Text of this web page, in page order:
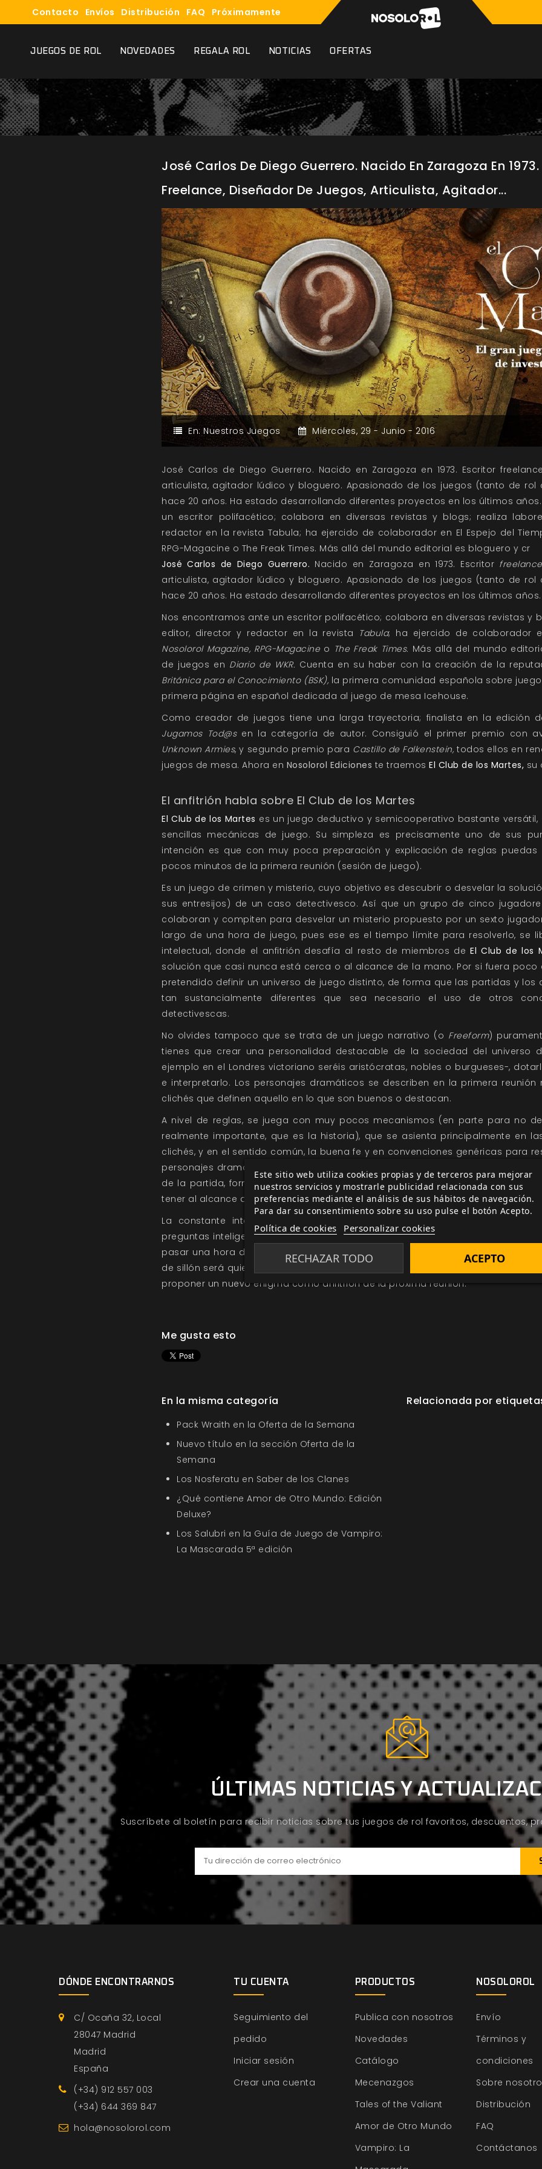
Contacto Envíos Distribución FAQ Próximamente
JUEGOS DE ROL NOVEDADES REGALA ROL NOTICIAS OFERTAS
José Carlos De Diego Guerrero. Nacido En Zaragoza En
Freelance, Diseñador De Juegos, Articulista, Agitador...
En: Nuestros Juegos Miércoles, 29 - Junio - 2016
José Carlos de Diego Guerrero. Nacido en Zaragoza en 1973. Escritor
articulista, agitador lúdico y bloguero. Apasionado de los juegos (tanto de
hace 20 años. Ha estado desarrollando diferentes proyectos en los últimos
un escritor polifacético; colabora en diversas revistas y blogs; realiza
redactor en la revista Tabula; ha ejercido de colaborador en El Espejo del
RPG-Magacine o The Freak Times. Más allá del mundo editorial es bloguero y cr
José Carlos de Diego Guerrero. Nacido en Zaragoza en 1973. Escritor
articulista, agitador lúdico y bloguero. Apasionado de los juegos (tanto de
hace 20 años. Ha estado desarrollando diferentes proyectos en los últimos años.
Nos encontramos ante un escritor polifacético; colabora en diversas revistas y
editor, director y redactor en la revista Tabula; ha ejercido de colaborador
Nosolorol Magazine, RPG-Magacineo The Freak Times. Más allá del mundo
de juegos en Diario de WKR. Cuenta en su haber con la creación de la
Británica para el Conocimiento (BSK),la primera comunidad española sobre
primera página en español dedicada al juego de mesa Icehouse.
Como creador de juegos tiene una larga trayectoria; finalista en la edición
Jugamos Tod@sen la categoría de autor. Consiguió el primer premio con
Unknown Armies, y segundo premio para Castillo de Falkenstein,todos ellos en
juegos de mesa. Ahora en Nosolorol Ediciones te traemos El Club de los Martes, su
El anfitrión habla sobre El Club de los Martes
El Club de los Martes es un juego deductivo y semicooperativo bastante
sencillas mecánicas de juego. Su simpleza es precisamente uno de sus
intención es que con muy poca preparación y explicación de reglas
pocos minutos de la primera reunión (sesión de juego).
Es un juego de crimen y misterio, cuyo objetivo es descubrir o desvelar la
sus entresijos) de un caso detectivesco. Así que un grupo de cinco
colaboran y compiten para desvelar un misterio propuesto por un sexto
largo de una hora de juego, pues ese es el tiempo límite para resolverlo, se
intelectual, donde el anfitrión desafía al resto de miembros de El Club de los
solución que casi nunca está cerca o al alcance de la mano. Por si fuera
pretendido definir un universo de juego distinto, de forma que las partidas y los
tan sustancialmente diferentes que sea necesario el uso de otros
detectivescas.
No olvides tampoco que se trata de un juego narrativo (o Freeform)
tienes que crear una personalidad destacable de la sociedad del universo
ejemplo en el Londres victoriano seréis aristócratas, nobles o burgueses-,
e interpretarlo. Los personajes dramáticos se describen en la primera reunión
clichés que definen aquello en lo que son buenos o destacan.
A nivel de reglas, se juega con muy pocos mecanismos (en parte para no
realmente importante, que es la historia), que se asienta principalmente en
clichés, y en el sentido común, la buena fe y en convenciones genéricas para
personajes dramáticos, mediante el uso creativo de sus clichés (la clave del
de la partida, formular preguntas hasta dar con la solución, pedir pistas a
tener al alcance de la mano e interrumpir a otros jugadores menos capacitados
La constante interactividad entre jugadores, la confección con astucia,
preguntas inteligentes, y el dinamismo de la intriga hacen de
pasar una hora de diversión con amigos o con la familia. Si todo va bien, al
de sillón será quien resuelva el caso, forme parte del prestigioso hall de la
proponer un nuevo enigma como anfitrión de la próxima reunión.
Me gusta esto
En la misma categoría
Pack Wraith en la Oferta de la Semana
Nuevo título en la sección Oferta de la
Semana
Los Nosferatu en Saber de los Clanes
¿Qué contiene Amor de Otro Mundo: Edición
Deluxe?
Los Salubri en la Guía de Juego de Vampiro:
La Mascarada 5ª edición
Relacionada por
ÚLTIMAS NOTICIAS Y
Suscríbete al boletín para recibir noticias sobre tus juegos de rol favoritos, descuentos,
DÓNDE ENCONTRARNOS
C/ Ocaña 32, Local
28047 Madrid
Madrid
España
(+34) 912 557 003
(+34) 644 369 847
hola@nosolorol.com
TU CUENTA
Seguimiento del
pedido
Iniciar sesión
Crear una cuenta
PRODUCTOS
Publica con nosotros
Novedades
Catálogo
Mecenazgos
Tales of the Valiant
Amor de Otro Mundo
Vampiro: La
NOSOLOROL
Envío
Términos y
condiciones
Sobre
Distribución
FAQ
Contáctanos
Este sitio web utiliza cookies propias y de terceros para mejorar
nuestros servicios y mostrarle publicidad relacionada con sus
preferencias mediante el análisis de sus hábitos de navegación.
Para dar su consentimiento sobre su uso pulse el botón Acepto.
Política de cookies Personalizar cookies
RECHAZAR TODO ACEPTO